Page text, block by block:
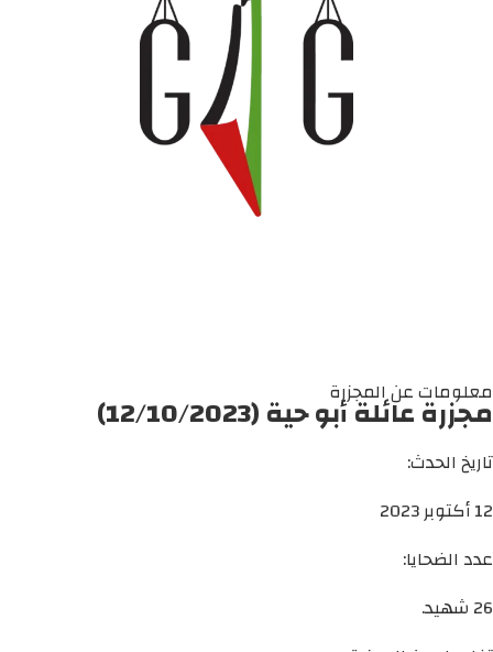
معلومات عن المجزرة
مجزرة عائلة أبو حية (12/10/2023)
تاريخ الحدث:
12 أكتوبر 2023
عدد الضحايا:
26 شهيد.